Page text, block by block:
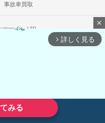
なクルマも高価買取
みる
事故車買取
Co., LTD.
ァブリカコミュニケーションズ
ディングス（東証スタンダード上
ープ会社です。
close
arrow_forward_ios 詳しく見る